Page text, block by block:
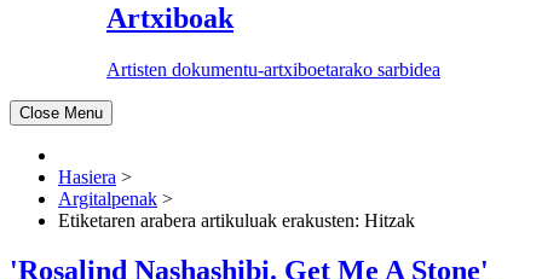
Artxiboak
Artisten dokumentu-artxiboetarako sarbidea
Close Menu
Hasiera >
Argitalpenak >
Etiketaren arabera artikuluak erakusten: Hitzak
'Rosalind Nashashibi. Get Me A Stone'